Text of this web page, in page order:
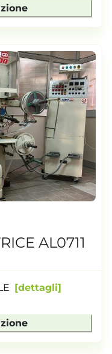
AL0711
dettagli